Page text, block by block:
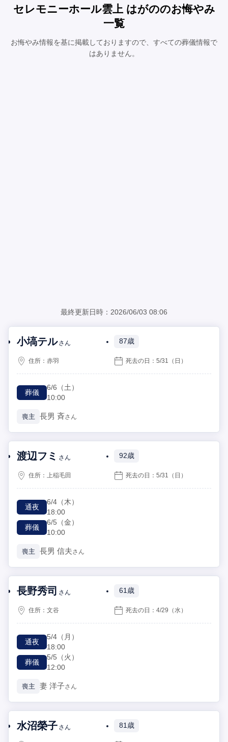
セレモニーホール雲上 はがののお悔やみ
一覧
お悔やみ情報を基に掲載しておりますので、すべての葬儀情報で
はありません。
最終更新日時：2026/06/03 08:06
小塙テル さん 87歳
住所：赤羽 死去の日：5/31 （日）
葬儀
6/6 （土）
10:00
喪主 長男 斉さん
渡辺フミ さん 92歳
住所：上稲毛田 死去の日：5/31 （日）
通夜
6/4 （木）
18:00
葬儀
6/5 （金）
10:00
喪主 長男 信夫さん
長野秀司 さん 61歳
住所：文谷 死去の日：4/29 （水）
通夜
5/4 （月）
18:00
葬儀
5/5 （火）
12:00
喪主 妻 洋子さん
水沼榮子 さん 81歳